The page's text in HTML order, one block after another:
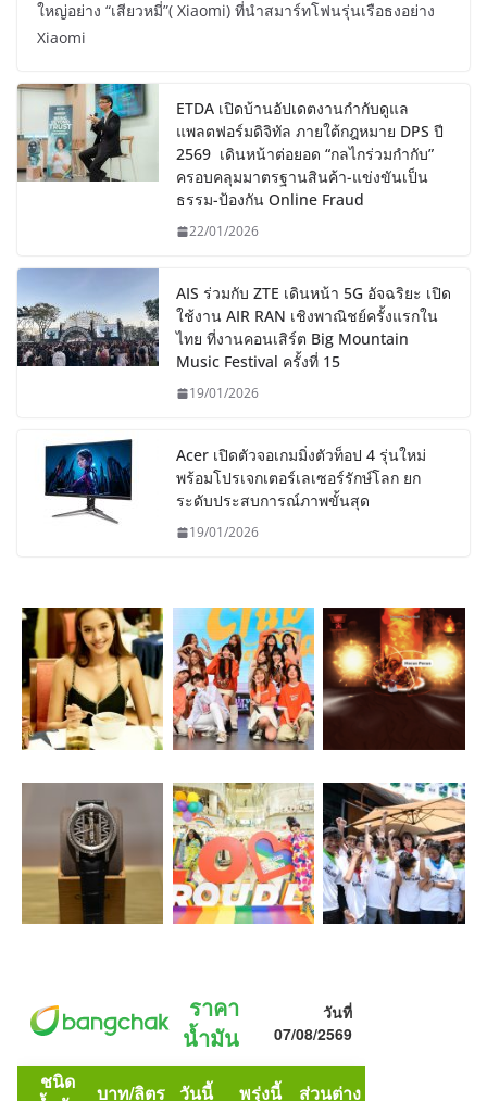
ใหญ่อย่าง “เสียวหมี่”( Xiaomi) ที่นำสมาร์ทโฟนรุ่นเรือธงอย่าง
Xiaomi
ETDA เปิดบ้านอัปเดตงานกำกับดูแล
แพลตฟอร์มดิจิทัล ภายใต้กฎหมาย DPS ปี
2569 เดินหน้าต่อยอด “กลไกร่วมกำกับ”
ครอบคลุมมาตรฐานสินค้า-แข่งขันเป็น
ธรรม-ป้องกัน Online Fraud
22/01/2026
AIS ร่วมกับ ZTE เดินหน้า 5G อัจฉริยะ เปิด
ใช้งาน AIR RAN เชิงพาณิชย์ครั้งแรกใน
ไทย ที่งานคอนเสิร์ต Big Mountain
Music Festival ครั้งที่ 15
19/01/2026
Acer เปิดตัวจอเกมมิ่งตัวท็อป 4 รุ่นใหม่
พร้อมโปรเจกเตอร์เลเซอร์รักษ์โลก ยก
ระดับประสบการณ์ภาพขั้นสุด
19/01/2026